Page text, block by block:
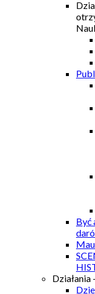
Być
Działania